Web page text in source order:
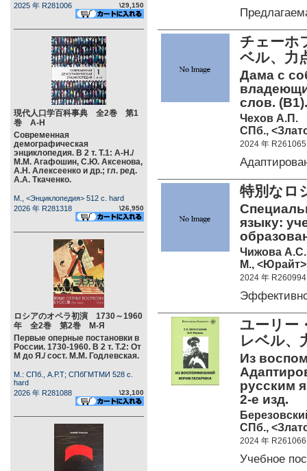
2025 年 R281006
\29,150
現代人口学百科事典 全2巻 第1
巻 А-Н
Современная
демографическая
энциклопедия. В 2 т. Т.1: А-Н./
М.М. Агафошин, С.Ю. Аксенова,
А.Н. Алексеенко и др.; гл. ред.
А.А. Ткаченко.
М., <Энциклопедия> 512 c. hard
2026 年 R281318
\26,950
ロシアのオペラ初演 1730～1960
年 全2巻 第2巻 М-Я
Первые оперные постановки в
России. 1730-1960. В 2 т. Т.2: От
М до Я./ сост. М.М. Годлевская.
М.: СПб., А.Р.Т; СПбГМТМИ 528 c.
hard
2026 年 R281088
\23,100
チェーホ
ベル、力
Дама с
слов.
Чехов А.П.
СПб.,
2024 年 R261065
特別なロ
языку:
Чижова
М., <Юрайт>
2024 年 R260994
ユーリー
レベル、
Из
русским
2-е изд.
СПб.,
2024 年 R261066
Учебное